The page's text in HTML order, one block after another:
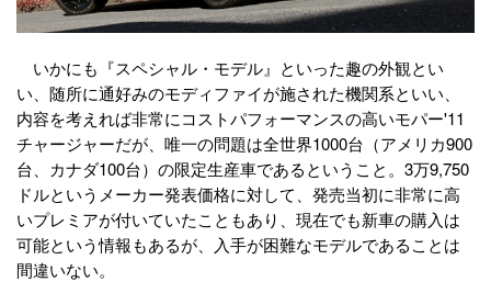
いかにも『スペシャル・モデル』といった趣の外観とい
い、随所に通好みのモディファイが施された機関系といい、
内容を考えれば非常にコストパフォーマンスの高いモパー'11
チャージャーだが、唯一の問題は全世界1000台（アメリカ900
台、カナダ100台）の限定生産車であるということ。3万9,750
ドルというメーカー発表価格に対して、発売当初に非常に高
いプレミアが付いていたこともあり、現在でも新車の購入は
可能という情報もあるが、入手が困難なモデルであることは
間違いない。